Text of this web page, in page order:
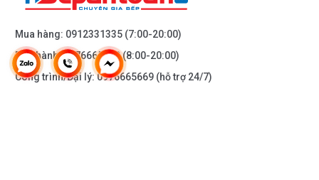
Mua hàng: 0912331335 (7:00-20:00)
Bảo hành:0976665669(8:00-20:00)
Công trình/Đại lý:0976665669 (hỗ trợ 24/7)